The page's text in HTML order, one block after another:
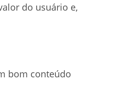
do usuário e,
bom conteúdo